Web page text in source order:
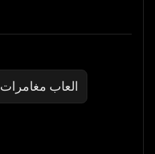
العاب مغامرات